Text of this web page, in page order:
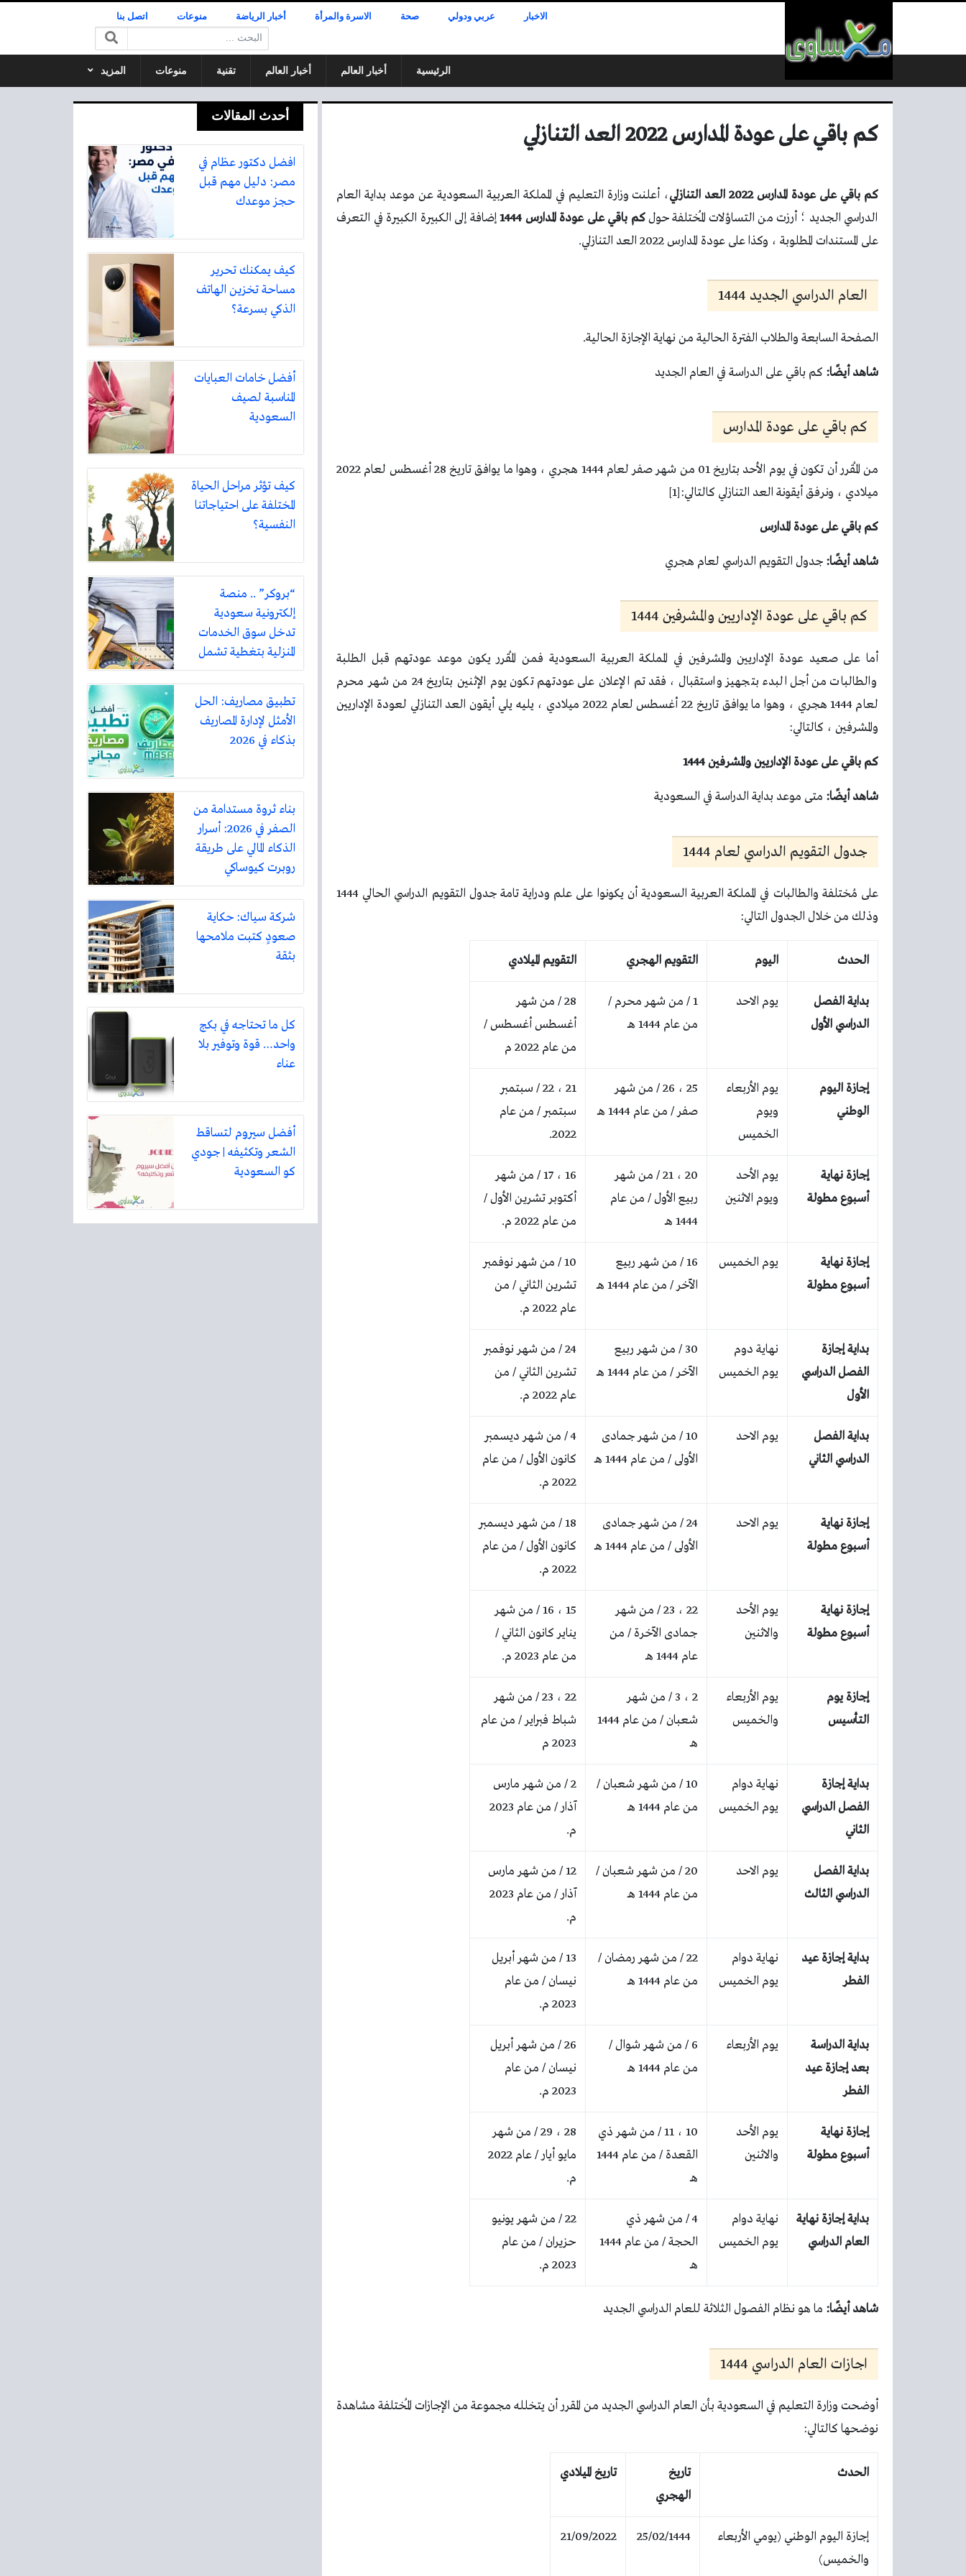
الاخبار عربي ودولي صحة الاسرة والمرأة أخبار الرياضة منوعات اتصل بنا
البحث:
الرئيسية أخبار العالم أخبار العالم تقنية منوعات المزيد
كم باقي على عودة المدارس 2022 العد التنازلي
كم باقي على عودة المدارس 2022 العد التنازلي
، أعلنت وزارة التعليم في المملكة العربية السعودية عن موعد بداية العام
الدراسي الجديد ؛ أرزت من التساؤلات المُختلفة حولكم باقي على عودة المدارس 1444
إضافة إلى الكبيرة الكبيرة في التعرف
على المستندات المطلوبة ، وكذا على عودة المدارس 2022 العد التنازلي.
العام الدراسي الجديد 1444
الصفحة السابعة والطلاب الفترة الحالية من نهاية الإجازة الحالية.
شاهد أيضًا: كم باقي على الدراسة في العام الجديد
كم باقي على عودة المدارس
من المُقرر أن تكون في يوم الأحد بتاريخ 01 من شهر صفر لعام 1444 هجري ، وهوا ما يوافق تاريخ 28 أغسطس لعام 2022
ميلادي ، ونرفق أيقونة العد التنازلي كالتالي:[1]
كم باقي على عودة المدارس
شاهد أيضًا: جدول التقويم الدراسي لعام هجري
كم باقي على عودة الإداريين والمشرفين 1444
أما على صعيد عودة الإداريين والمشرفين في المملكة العربية السعودية فمن المُقرر يكون موعد عودتهم قبل الطلبة
والطالبات من أجل البدء بتجهيز واستقبال ، فقد تم الإعلان على عودتهم تكون يوم الإثنين بتاريخ 24 من شهر محرم
لعام 1444 هجري ، وهوا ما يوافق تاريخ 22 أغسطس لعام 2022 ميلادي ، يليه يلي أيقون العد التنازلي لعودة الإداريين
والمشرفين ، كالتالي:
كم باقي على عودة الإداريين والمشرفين 1444
شاهد أيضًا: متى موعد بداية الدراسة في السعودية
جدول التقويم الدراسي لعام 1444
على مُختلفة والطالبات في المملكة العربية السعودية أن يكونوا على علم ودراية تامة جدول التقويم الدراسي الحالي 1444
وذلك من خلال الجدول التالي:
الحدث اليوم التقويم الهجري التقويم الميلادي
بداية الفصل
الدراسي الأول
يوم الاحد
1 / من شهر محرم /
من عام 1444 هـ
28 / من شهر
أغسطس أغسطس /
من عام 2022 م
إجازة اليوم
الوطني
يوم الأربعاء
ويوم
الخميس
25 ، 26 / من شهر
صفر / من عام 1444 هـ
21 ، 22 / سبتمبر
سبتمبر / من عام
2022.
إجازة نهاية
أسبوع مطولة
يوم الأحد
ويوم الاثنين
20 ، 21 / من شهر
ربيع الأول / من عام
1444 هـ
16 ، 17 / من شهر
أكتوبر تشرين الأول /
من عام 2022 م.
إجازة نهاية
أسبوع مطولة
يوم الخميس
16 / من شهر ربيع
الآخر / من عام 1444 هـ
10 / من شهر نوفمبر
تشرين الثاني / من
عام 2022 م.
بداية إجازة
الفصل الدراسي
الأول
نهاية دوم
يوم الخميس
30 / من شهر ربيع
الآخر / من عام 1444 هـ
24 / من شهر نوفمبر
تشرين الثاني / من
عام 2022 م.
بداية الفصل
الدراسي الثاني
يوم الاحد
10 / من شهر جمادى
الأولى / من عام 1444 هـ
4 / من شهر ديسمبر
كانون الأول / من عام
2022 م.
إجازة نهاية
أسبوع مطولة
يوم الاحد
24 / من شهر جمادى
الأولى / من عام 1444 هـ
18 / من شهر ديسمبر
كانون الأول / من عام
2022 م.
إجازة نهاية
أسبوع مطولة
يوم الأحد
والاثنين
22 ، 23 / من شهر
جمادى الآخرة / من
عام 1444 هـ
15 ، 16 / من شهر
يناير كانون الثاني /
من عام 2023 م.
إجازة يوم
التأسيس
يوم الأربعاء
والخميس
2 ، 3 / من شهر
شعبان / من عام 1444
هـ
22 ، 23 / من شهر
شباط فبراير / من عام
2023 م
بداية إجازة
الفصل الدراسي
الثاني
نهاية دوام
يوم الخميس
10 / من شهر شعبان /
من عام 1444 هـ
2 / من شهر مارس
آذار / من عام 2023
م.
بداية الفصل
الدراسي الثالث
يوم الاحد
20 / من شهر شعبان /
من عام 1444 هـ
12 / من شهر مارس
آذار / من عام 2023
م.
بداية إجازة عيد
الفطر
نهاية دوام
يوم الخميس
22 / من شهر رمضان /
من عام 1444 هـ
13 / من شهر أبريل
نيسان / من عام
2023 م.
بداية الدراسة
بعد إجازة عيد
الفطر
يوم الأربعاء
6 / من شهر شوال /
من عام 1444 هـ
26 / من شهر أبريل
نيسان / من عام
2023 م.
إجازة نهاية
أسبوع مطولة
يوم الأحد
والاثنين
10 ، 11 / من شهر ذي
القعدة / من عام 1444
هـ
28 ، 29 / من شهر
مايو أيار / عام 2022
م.
بداية إجازة نهاية
العام الدراسي
نهاية دوام
يوم الخميس
4 / من شهر ذي
الحجة / من عام 1444
هـ
22 / من شهر يونيو
حزيران / من عام
2023 م.
شاهد أيضًا: ما هو نظام الفصول الثلاثة للعام الدراسي الجديد
اجازات العام الدراسي 1444
أوضحت وزارة التعليم في السعودية بأن العام الدراسي الجديد من المقرر أن يتخلله مجموعة من الإجازات المُختلفة مشاهدة
نوضحها كالتالي:
الحدث
تاريخ
الهجري
تاريخ الميلادي
إجازة اليوم الوطني (يومي الأربعاء
والخميس)
25/02/1444
21/09/2022
أحدث المقالات
افضل دكتور عظام في
مصر: دليل مهم قبل
حجز موعدك
كيف يمكنك تحرير
مساحة تخزين الهاتف
الذكي بسرعة؟
أفضل خامات العبايات
المناسبة لصيف
السعودية
كيف تؤثر مراحل الحياة
المختلفة على احتياجاتنا
النفسية؟
“بروكر” .. منصة
إلكترونية سعودية
تدخل سوق الخدمات
المنزلية بتغطية تشمل
أكثر من ثلاثين مدينة
تطبيق مصاريف: الحل
الأمثل لإدارة المصاريف
بذكاء في 2026
بناء ثروة مستدامة من
الصفر في 2026: أسرار
الذكاء المالي على طريقة
روبرت كيوساكي
شركة سياك: حكاية
صعودٍ كتبت ملامحها
بثقة
كل ما تحتاجه في بكج
واحد… قوة وتوفير بلا
عناء
أفضل سيروم لتساقط
الشعر وتكثيفه | جودي
كو السعودية